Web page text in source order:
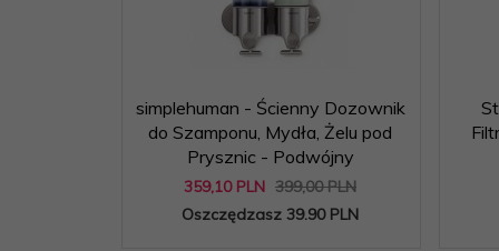
simplehuman - Ścienny Dozownik
do Szamponu, Mydła, Żelu pod
Prysznic - Podwójny
359,10 PLN 399,00 PLN
Oszczędzasz 39.90 PLN